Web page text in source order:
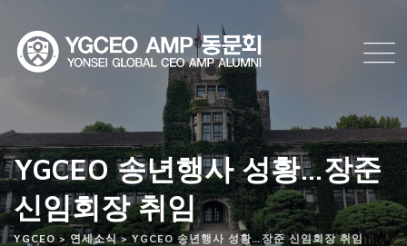
content
YGCEO 송년행사 성황…장준
신임회장 취임
YGCEO> 연세소식>YGCEO 송년행사 성황…장준 신임회장 취임